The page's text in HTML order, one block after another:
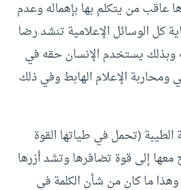
عاقب من يتكلم بها بإهماله وعدم
كل الوسائل الإعلامية تنشد رضا
وبذلك يستخدم الإنسان حقه في
ومحاربة الإعلام الهابط وفي ذلك
الطيبة (تحمل في طياتها القوة
معها إلى قوة تضافرها وتشد أزرها
ما كان من شأن الكلمة في